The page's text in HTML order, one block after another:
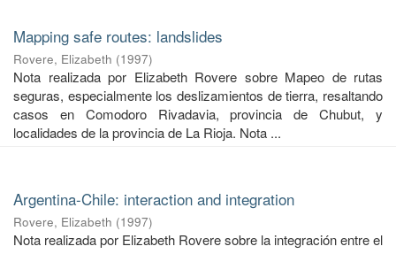
Mapping safe routes: landslides
Rovere, Elizabeth (1997)
Nota realizada por Elizabeth Rovere sobre Mapeo de rutas
seguras, especialmente los deslizamientos de tierra, resaltando
casos en Comodoro Rivadavia, provincia de Chubut, y
localidades de la provincia de La Rioja. Nota ...
Argentina-Chile: interaction and integration
Rovere, Elizabeth (1997)
Nota realizada por Elizabeth Rovere sobre la integración entre el